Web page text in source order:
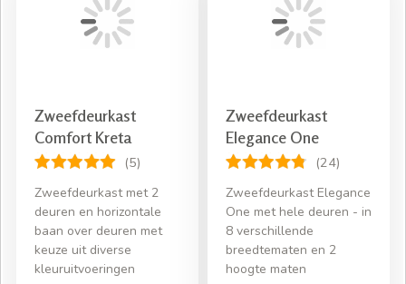
Zweefdeurkast
Comfort Kreta
(5)
Zweefdeurkast met 2
deuren en horizontale
baan over deuren met
keuze uit diverse
kleuruitvoeringen
Zweefdeurkast
Elegance One
(24)
Zweefdeurkast Elegance
One met hele deuren - in
8 verschillende
breedtematen en 2
hoogte maten